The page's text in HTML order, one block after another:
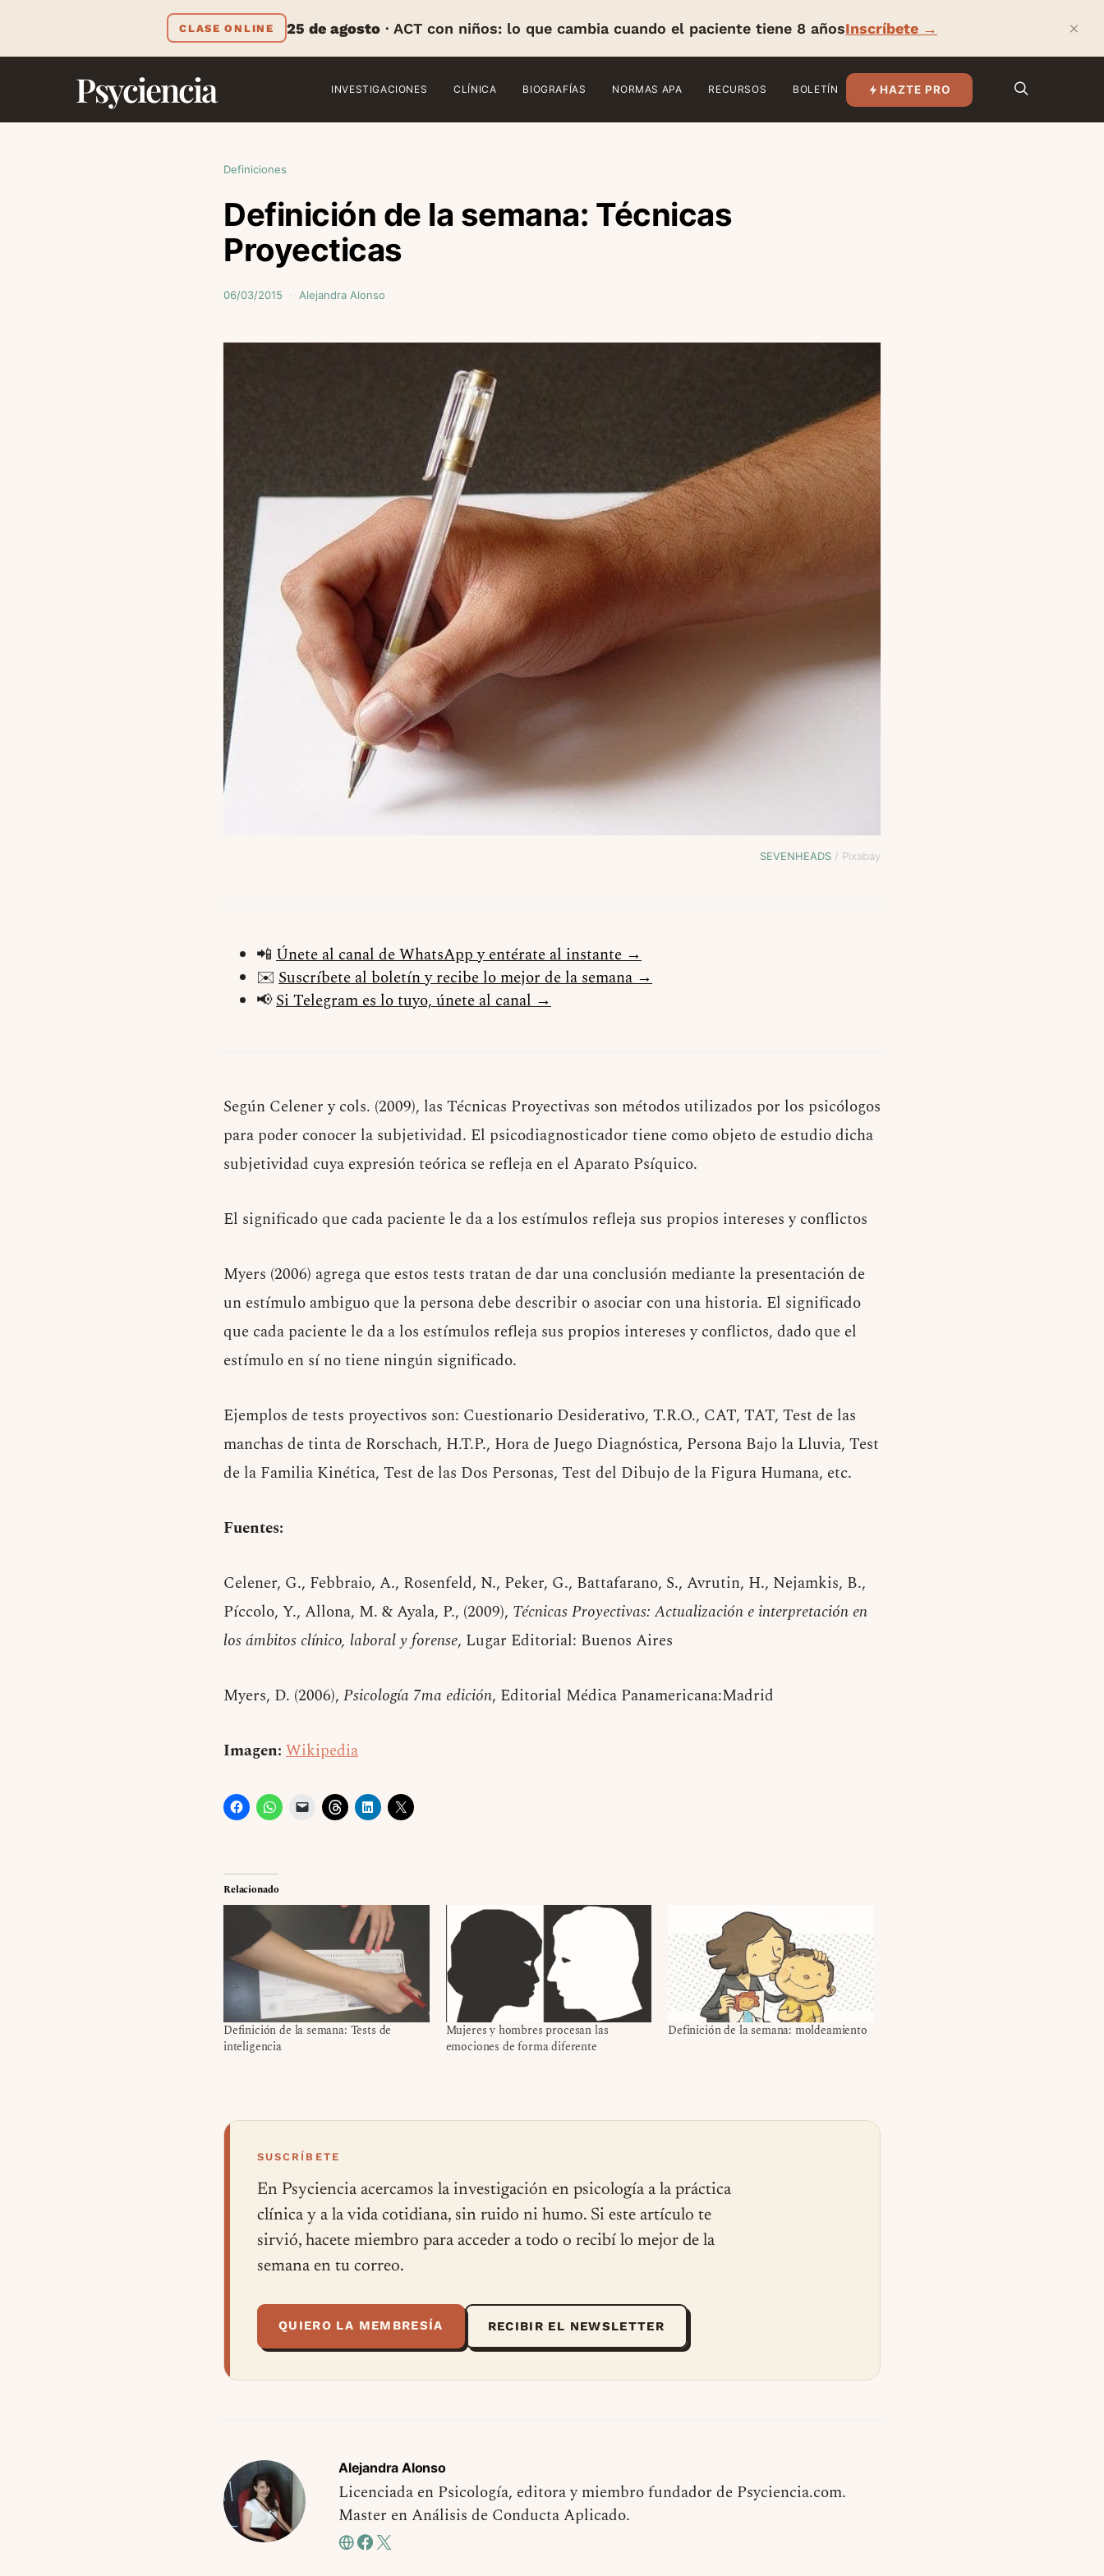
CLASE ONLINE 25 de agosto · ACT con niños: lo que cambia cuando el paciente tiene 8 añosInscríbete → ×
Psyciencia INVESTIGACIONES CLÍNICA BIOGRAFÍAS NORMAS APA RECURSOS BOLETÍN HAZTE PRO
Definiciones
Definición de la semana: Técnicas
Proyecticas
06/03/2015 Alejandra Alonso
SEVENHEADS / Pixabay
📲 Únete al canal de WhatsApp y entérate al instante →
✉️ Suscríbete al boletín y recibe lo mejor de la semana →
📢Si Telegram es lo tuyo, únete al canal →
Según Celener y cols. (2009), las Técnicas Proyectivas son métodos utilizados por los psicólogos
para poder conocer la subjetividad. El psicodiagnosticador tiene como objeto de estudio dicha
subjetividad cuya expresión teórica se refleja en el Aparato Psíquico.
El significado que cada paciente le da a los estímulos refleja sus propios intereses y conflictos
Myers (2006) agrega que estos tests tratan de dar una conclusión mediante la presentación de
un estímulo ambiguo que la persona debe describir o asociar con una historia. El significado
que cada paciente le da a los estímulos refleja sus propios intereses y conflictos, dado que el
estímulo en sí no tiene ningún significado.
Ejemplos de tests proyectivos son: Cuestionario Desiderativo, T.R.O., CAT, TAT, Test de las
manchas de tinta de Rorschach, H.T.P., Hora de Juego Diagnóstica, Persona Bajo la Lluvia, Test
de la Familia Kinética, Test de las Dos Personas, Test del Dibujo de la Figura Humana, etc.
Fuentes:
Celener, G., Febbraio, A., Rosenfeld, N., Peker, G., Battafarano, S., Avrutin, H., Nejamkis, B.,
Píccolo, Y., Allona, M. & Ayala, P., (2009), Técnicas Proyectivas: Actualización e interpretación en
los ámbitos clínico, laboral y forense, Lugar Editorial: Buenos Aires
Myers, D. (2006), Psicología 7ma edición, Editorial Médica Panamericana:Madrid
Imagen: Wikipedia
Relacionado
Definición de la semana: Tests de
inteligencia
Mujeres y hombres procesan las
emociones de forma diferente
Definición de la semana: moldeamiento
SUSCRÍBETE
En Psyciencia acercamos la investigación en psicología a la práctica
clínica y a la vida cotidiana, sin ruido ni humo. Si este artículo te
sirvió, hacete miembro para acceder a todo o recibí lo mejor de la
semana en tu correo.
QUIERO LA MEMBRESÍA RECIBIR EL NEWSLETTER
Alejandra Alonso
Licenciada en Psicología, editora y miembro fundador de Psyciencia.com.
Master en Análisis de Conducta Aplicado.